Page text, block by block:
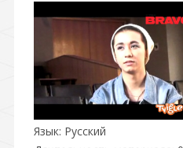
Язык: Русский